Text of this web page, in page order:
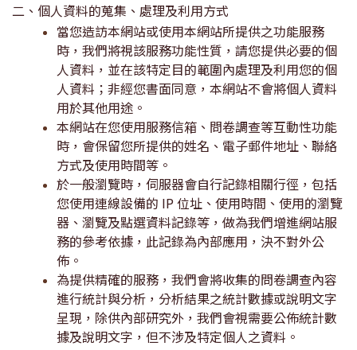
二、個人資料的蒐集、處理及利用方式
當您造訪本網站或使用本網站所提供之功能服務
時，我們將視該服務功能性質，請您提供必要的個
人資料，並在該特定目的範圍內處理及利用您的個
人資料；非經您書面同意，本網站不會將個人資料
用於其他用途。
本網站在您使用服務信箱、問卷調查等互動性功能
時，會保留您所提供的姓名、電子郵件地址、聯絡
方式及使用時間等。
於一般瀏覽時，伺服器會自行記錄相關行徑，包括
您使用連線設備的 IP位址、使用時間、使用的瀏覽
器、瀏覽及點選資料記錄等，做為我們增進網站服
務的參考依據，此記錄為內部應用，決不對外公
佈。
為提供精確的服務，我們會將收集的問卷調查內容
進行統計與分析，分析結果之統計數據或說明文字
呈現，除供內部研究外，我們會視需要公佈統計數
據及說明文字，但不涉及特定個人之資料。